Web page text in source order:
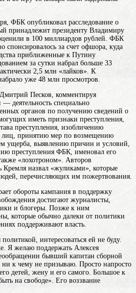
ФБК опубликовал расследование о
принадлежит президенту Владимиру
в 100 миллиардов рублей. ФБК
спонсировалось за счет офшора, куда
приближенные к Путину
за сутки набрал больше 33
2,5 млн «лайков». К
уже 48 млн просмотров.
Дмитрий Песков, комментируя
— деятельность специально
органов по получению сведений о
иметь признаки преступления,
преступления, изобличению
лиц, принятию мер по возмещению
ущерба, выявлению причин и условий,
преступления ФБК, именовал его
«лохотроном». Авторов
Кремля назвал «жуликами», которые
перечисляющих им пожертвования.
обороты кампания в поддержку
достигают журналисты,
и блогеры. Позже к ним
которые обычно далеки от политики
поддерживают власть.
интересоваться ей не буду.
Я желаю поддержать Алексея
бывший капитан сборной
к чему не призываю. Просто напросто
детей, жену и его самого. Большое к
на свободе». Его воззвание